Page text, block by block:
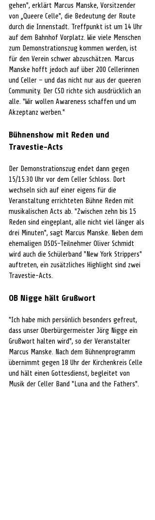
gehen", erklärt Marcus Manske, Vorsitzender
von „Queere Celle", die Bedeutung der Route
durch die Innenstadt. Treffpunkt ist um 14 Uhr
auf dem Bahnhof Vorplatz. Wie viele Menschen
zum Demonstrationszug kommen werden, ist
für den Verein schwer abzuschätzen. Marcus
Manske hofft jedoch auf über 200 Cellerinnen
und Celler – und das nicht nur aus der queeren
Community. Der CSD richte sich ausdrücklich an
alle. "Wir wollen Awareness schaffen und um
Akzeptanz werben."
Bühnenshow mit Reden und
Travestie-Acts
Der Demonstrationszug endet dann gegen
15/15.30 Uhr vor dem Celler Schloss. Dort
wechseln sich auf einer eigens für die
Veranstaltung errichteten Bühne Reden mit
musikalischen Acts ab. "Zwischen zehn bis 15
Reden sind eingeplant, alle nicht viel länger als
drei Minuten", sagt Marcus Manske. Neben dem
ehemaligen DSDS-Teilnehmer Oliver Schmidt
wird auch die Schülerband "New York Strippers"
auftreten, ein zusätzliches Highlight sind zwei
Travestie-Acts.
OB Nigge hält Grußwort
"Ich habe mich persönlich besonders gefreut,
dass unser Oberbürgermeister Jörg Nigge ein
Grußwort halten wird", so der Veranstalter
Marcus Manske. Nach dem Bühnenprogramm
übernimmt gegen 18 Uhr der Kirchenkreis Celle
und hält einen Gottesdienst, begleitet von
Musik der Celler Band "Luna and the Fathers".